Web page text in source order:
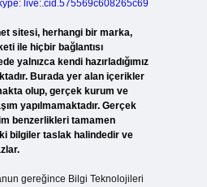
live:.cid.575569c608265c69
sitesi, herhangi bir marka,
ile hiçbir bağlantısı
yalnızca kendi hazırladığımız
Burada yer alan içerikler
olup, gerçek kurum ve
yapılmamaktadır. Gerçek
benzerlikleri tamamen
bilgiler taslak halindedir ve
gereğince Bilgi Teknolojileri